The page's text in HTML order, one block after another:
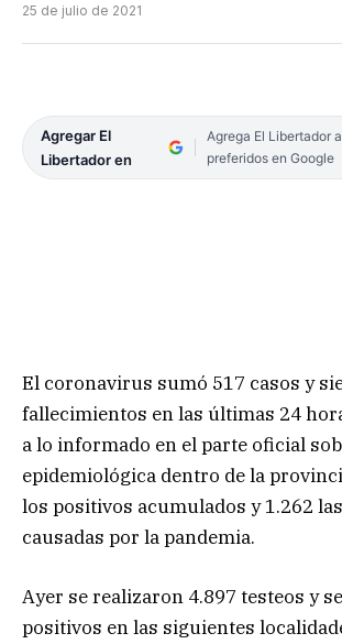
25 de julio de 2021
Agregar El
Libertador en
Agrega El Libertador
preferidos en Google
El coronavirus sumó 517 casos y
fallecimientos en las últimas 24
a lo informado en el parte oficial
epidemiológica dentro de la
los positivos acumulados y 1.262
causadas por la pandemia.
Ayer se realizaron 4.897 testeos y
positivos en las siguientes